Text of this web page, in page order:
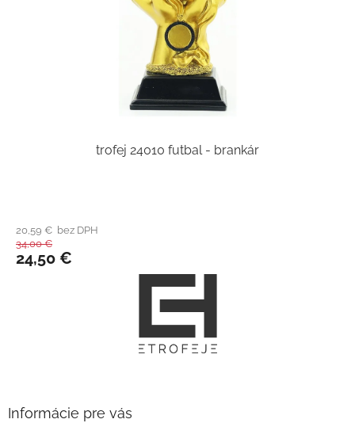
trofej 24010 futbal - brankár
20,59 € bez DPH
34,00 €
24,50 €
Informácie pre vás